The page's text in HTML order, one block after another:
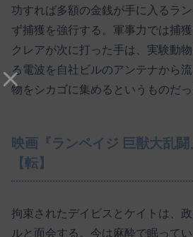
功すれば多額の金銭が手に入るラ
ず捕獲を強行する。軍事力では捕
クレアが次に打った手は、実験動
る電波を自社ビルのアンテナから
物をシカゴに集めるというものだっ
映画『ランペイジ 巨獣大乱
【転】
拘束されたデイビスとケイトは、
ルと面会する。今は麻酔で眠って